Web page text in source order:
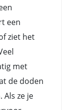
een
ziet het
met
de doden
Als ze je